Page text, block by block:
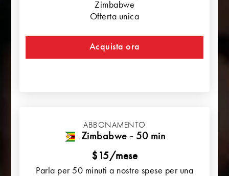
Zimbabwe
Offerta unica
Acquista ora
ABBONAMENTO
Zimbabwe - 50 min
$15/mese
Parla per 50 minuti a nostre spese per una